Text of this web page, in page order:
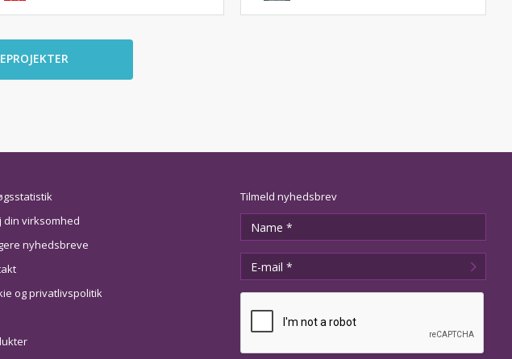
din virksomhed
nyhedsbreve
og privatlivspolitik
Tilmeld nyhedsbrev